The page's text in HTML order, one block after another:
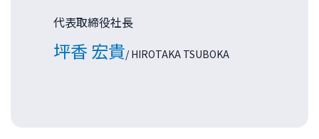
代表取締役社長
坪香 宏貴/ HIROTAKA TSUBOKA